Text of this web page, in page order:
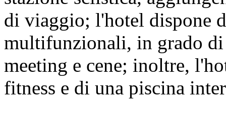
di viaggio; l'hotel dispone
multifunzionali, in grado
meeting e cene; inoltre,
fitness e di una piscina